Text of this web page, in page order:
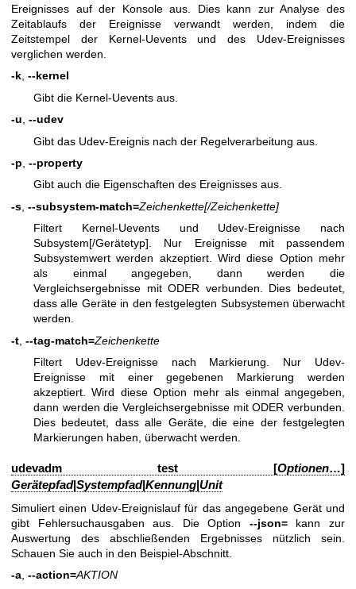
Ereignisses auf der Konsole aus. Dies kann zur Analyse des
Zeitablaufs der Ereignisse verwandt werden, indem die
Zeitstempel der Kernel-Uevents und des Udev-Ereignisses
verglichen werden.
-k, --kernel
Gibt die Kernel-Uevents aus.
-u, --udev
Gibt das Udev-Ereignis nach der Regelverarbeitung aus.
-p --property
Gibt auch die Eigenschaften des Ereignisses aus.
-s --subsystem-match=Zeichenkette[/Zeichenkette]
Filtert Kernel-Uevents und Udev-Ereignisse nach
Subsystem[/Gerätetyp]. Nur Ereignisse mit passendem
Subsystemwert werden akzeptiert. Wird diese Option mehr
als einmal angegeben, dann werden die
Vergleichsergebnisse mit ODER verbunden. Dies bedeutet,
dass alle Geräte in den festgelegten Subsystemen überwacht
werden.
-t --tag-match=Zeichenkette
Filtert Udev-Ereignisse nach Markierung. Nur Udev-
Ereignisse mit einer gegebenen Markierung werden
akzeptiert. Wird diese Option mehr als einmal angegeben,
dann werden die Vergleichsergebnisse mit ODER verbunden.
Dies bedeutet, dass alle Geräte, die eine der festgelegten
Markierungen haben, überwacht werden.
udevadm test [Optionen…]
Gerätepfad|Systempfad|Kennung Unit
Simuliert einen Udev-Ereignislauf für das angegebene Gerät und
gibt Fehlersuchausgaben aus. Die Option --json=kann zur
Auswertung des abschließenden Ergebnisses nützlich sein.
Schauen Sie auch in den Beispiel-Abschnitt.
-a --action=AKTION